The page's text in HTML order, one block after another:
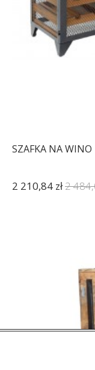
SZAFKA NA
2 210,84 zł2